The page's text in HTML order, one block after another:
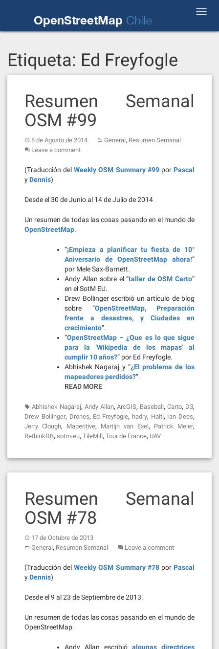
OpenStreetMap Chile
Etiqueta: Ed Freyfogle
Resumen Semanal
OSM #99
8 de Agosto de 2014 General, Resumen Semanal
Leave a comment
(Traducción delWeekly OSM Summary #99por Pascal
y Dennis)
Desde el 30 de Junio al 14 de Julio de 2014
Un resumen de todas las cosas pasando en el mundo de
OpenStreetMap.
“¡Empieza a planificar tu fiesta de 10°
Aniversario de OpenStreetMap ahora!”
por Mele Sax-Barnett.
Andy Allan sobre el “taller de OSM Carto”
en el SotM EU.
Drew Bollinger escribió un artículo de blog
sobre “OpenStreetMap, Preparación
frente a desastres, y Ciudades en
crecimiento“.
“OpenStreetMap – ¿Que es lo que sigue
para la ‘Wikipedia de los mapas‘ al
cumplir 10 años?” por Ed Freyfogle.
Abhishek Nagaraj y “¿El problema de los
mapeadores perdidos?“.
READ MORE
Abhishek Nagaraj, Andy Allan,ArcGIS, Baseball,Carto, D3,
Drew Bollinger, Drones, Ed Freyfogle, hadry, Haiti, Ian Dees,
Jerry Clough, Maperitive, Martijn van Exel, Patrick Meier,
RethinkDB, sotm-eu, TileMill, Tour de France, UAV
Resumen Semanal
OSM #78
17 de Octubre de 2013
General, Resumen Semanal Leave a comment
(Traducción delWeekly OSM Summary #78por Pascal
y Dennis)
Desde el 9 al 23 de Septiembre de 2013.
Un resumen de todas las cosas pasando en el mundo de
OpenStreetMap.
Andy Allan escribió algunas directrices